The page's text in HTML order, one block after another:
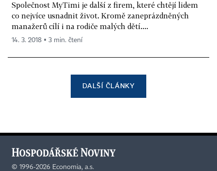
Společnost MyTimi je další z firem, které chtějí lidem
co nejvíce usnadnit život. Kromě zaneprázdněných
manažerů cílí i na rodiče malých dětí....
14. 3. 2018 ▪ 3 min. čtení
DALŠÍ ČLÁNKY
© 1996-2026 Economia, a.s.